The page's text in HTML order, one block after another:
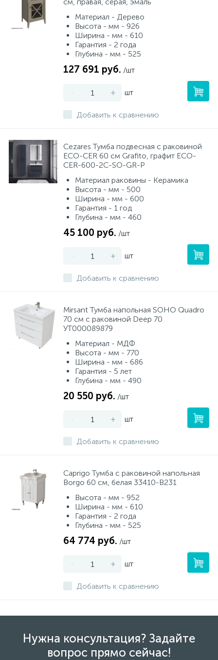
Материал - Дерево
Высота - мм - 926
Ширина - мм - 610
Гарантия - 2 года
Глубина - мм - 525
127 691 руб. /шт
- + шт
Добавить к сравнению
Cezares Тумба подвесная с раковиной
ECO-CER 60 см Grafito, графит ECO-
CER-600-2C-SO-GR-P
Материал раковины - Керамика
Высота - мм - 500
Ширина - мм - 600
Гарантия - 1 год
Глубина - мм - 460
45 100 руб. /шт
- + шт
Добавить к сравнению
Mirsant Тумба напольная SOHO Quadro
70 см с раковиной Deep 70
УТ000089879
Материал - МДФ
Высота - мм - 770
Ширина - мм - 686
Гарантия - 5 лет
Глубина - мм - 490
20 550 руб. /шт
- + шт
Добавить к сравнению
Caprigo Тумба с раковиной напольная
Borgo 60 см, белая 33410-B231
Высота - мм - 952
Ширина - мм - 610
Гарантия - 2 года
Глубина - мм - 525
64 774 руб. /шт
- + шт
Добавить к сравнению
Нужна консультация? Задайте
вопрос прямо сейчас!